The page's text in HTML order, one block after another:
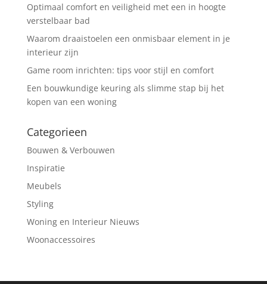
Optimaal comfort en veiligheid met een in hoogte
verstelbaar bad
Waarom draaistoelen een onmisbaar element in je
interieur zijn
Game room inrichten: tips voor stijl en comfort
Een bouwkundige keuring als slimme stap bij het
kopen van een woning
Categorieen
Bouwen & Verbouwen
Inspiratie
Meubels
Styling
Woning en Interieur Nieuws
Woonaccessoires